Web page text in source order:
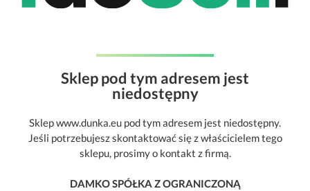
Sklep pod tym adresem jest
niedostępny
Sklep www.dunka.eu pod tym adresem jest niedostępny.
Jeśli potrzebujesz skontaktować się z właścicielem tego
sklepu, prosimy o kontakt z firmą.
DAMKO SPÓŁKA Z OGRANICZONĄ